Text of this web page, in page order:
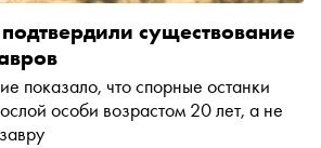
существование
показало, что спорные останки
особи возрастом 20 лет, а не